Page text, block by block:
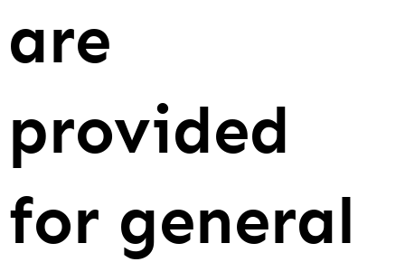
are
provided
for general